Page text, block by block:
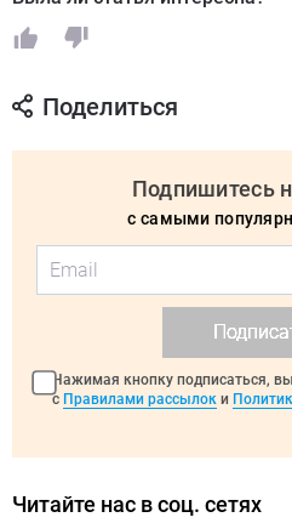
Поделиться
Подпишитесь
с самыми
Нажимая кнопку подписаться,
с Правилами рассылок и
Читайте нас в соц. сетях